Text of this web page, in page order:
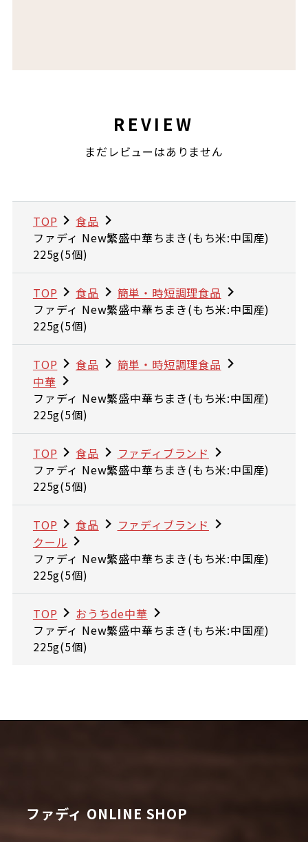
REVIEW
まだレビューはありません
TOP
食品
ファディ New繁盛中華ちまき(もち米:中国産)
225g(5個)
TOP 食品
簡単・時短調理食品
ファディ New繁盛中華ちまき(もち米:中国産)
225g(5個)
TOP 食品
簡単・時短調理食品
中華
ファディ New繁盛中華ちまき(もち米:中国産)
225g(5個)
TOP 食品
ファディブランド
ファディ New繁盛中華ちまき(もち米:中国産)
225g(5個)
TOP 食品
ファディブランド
クール
ファディ New繁盛中華ちまき(もち米:中国産)
225g(5個)
TOP
おうちde中華
ファディ New繁盛中華ちまき(もち米:中国産)
225g(5個)
ファディ ONLINE SHOP